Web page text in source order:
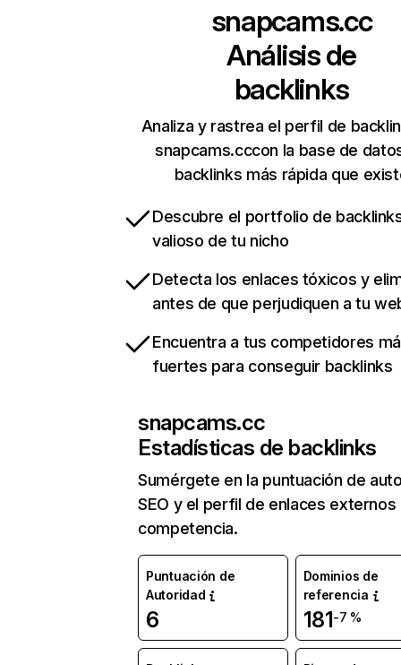
snapcams.cc
Análisis de
backlinks
Analiza y rastrea el perfil de
snapcams.cccon la base de
backlinks más rápida que
Descubre el portfolio de
valioso de tu nicho
Detecta los enlaces tóxicos y
antes de que perjudiquen a tu
Encuentra a tus competidores
fuertes para conseguir backlinks
snapcams.cc
Estadísticas de backlinks
Sumérgete en la puntuación de
SEO y el perfil de enlaces externos
competencia.
Puntuación de
Autoridad
6
Dominios de
referencia
181-7 %